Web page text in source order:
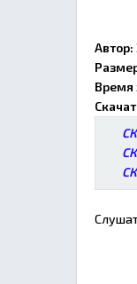
Автор:
Время